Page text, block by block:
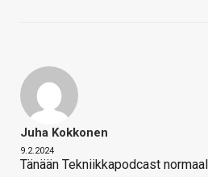
Juha Kokkonen
9.2.2024
Tänään Tekniikkapodcast